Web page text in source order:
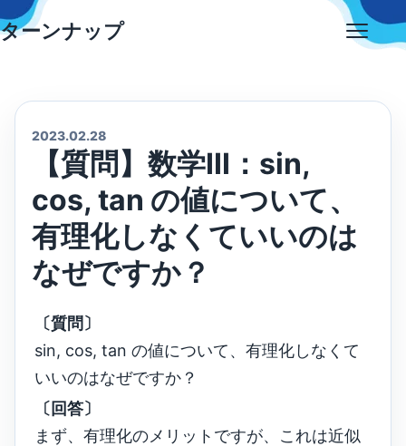
Skip
to
ターンナップ
2023.02.28
【質問】数学ⅠⅡ：sin,
cos, tan の値について、
有理化しなくていいのは
なぜですか？
〔質問〕
sin, cos, tan の値について、有理化しなくて
いいのはなぜですか？
〔回答〕
まず、有理化のメリットですが、これは近似